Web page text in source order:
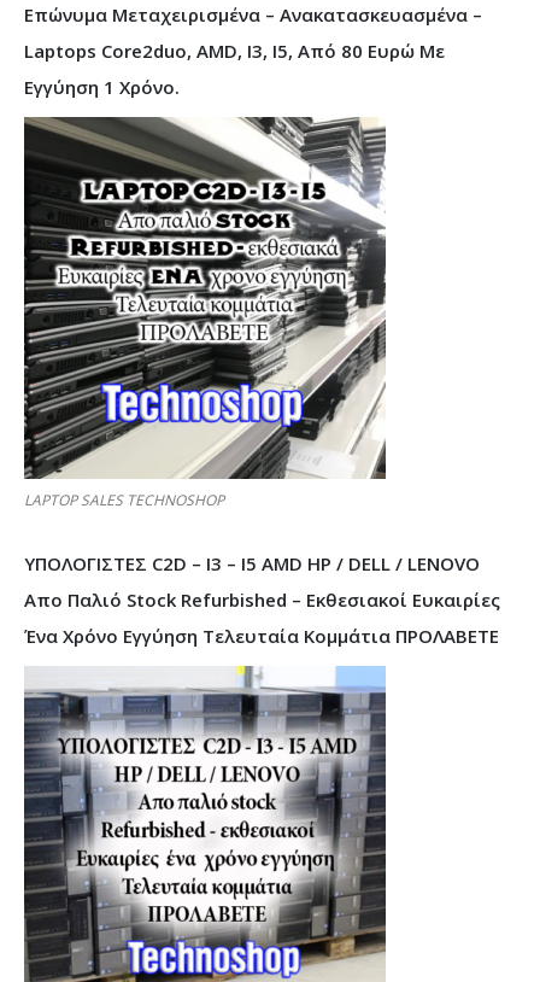
Επώνυμα Μεταχειρισμένα – Ανακατασκευασμένα –
Laptops Core2duo, AMD, I3, I5, Από 80 Ευρώ Με
Εγγύηση 1 Χρόνο.
LAPTOP SALES TECHNOSHOP
ΥΠΟΛΟΓΙΣΤΕΣ C2D – I3 – I5 AMD HP / DELL / LENOVO
Απο Παλιό Stock Refurbished – Εκθεσιακοί Ευκαιρίες
Ένα Χρόνο Εγγύηση Τελευταία Κομμάτια ΠΡΟΛΑΒΕΤΕ